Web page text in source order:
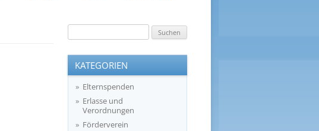
KATEGORIEN
Elternspenden
Erlasse und
Verordnungen
Förderverein